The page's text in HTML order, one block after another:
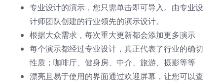
专业设计的演示，您只需单击即可导入。由专业设
计师团队创建的行业领先的演示设计。
根据大众需求，每次重大更新都会添加更多演示
每个演示都经过专业设计，真正代表了行业的确切
性质；咖啡厅、健身房、中介、旅游、摄影等等
漂亮且易于使用的界面通过欢迎屏幕，让您可以查